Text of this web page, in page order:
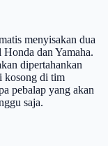
menyisakan dua
dan Yamaha.
dipertahankan
kosong di tim
pebalap yang akan
saja.